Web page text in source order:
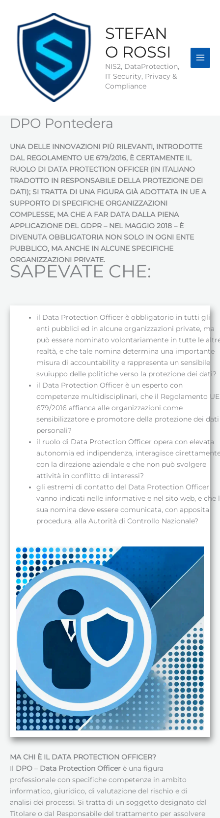
contenuto
STEFAN
O ROSSI
NIS2, DataProtection,
IT Security, Privacy &
Compliance
DPO Pontedera
UNA DELLE INNOVAZIONI PIÙ RILEVANTI, INTRODOTTE
DAL REGOLAMENTO UE 679/2016, È CERTAMENTE IL
RUOLO DI DATA PROTECTION OFFICER (IN ITALIANO
TRADOTTO IN RESPONSABILE DELLA PROTEZIONE DEI
DATI); SI TRATTA DI UNA FIGURA GIÀ ADOTTATA IN UE A
SUPPORTO DI SPECIFICHE ORGANIZZAZIONI
COMPLESSE, MA CHE A FAR DATA DALLA PIENA
APPLICAZIONE DEL GDPR – NEL MAGGIO 2018 – È
DIVENUTA OBBLIGATORIA NON SOLO IN OGNI ENTE
PUBBLICO, MA ANCHE IN ALCUNE SPECIFICHE
ORGANIZZAZIONI PRIVATE.
SAPEVATE CHE:
il Data Protection Officer è obbligatorio in tutti gli
enti pubblici ed in alcune organizzazioni private, ma
può essere nominato volontariamente in tutte le
realtà, e che tale nomina determina una importante
misura di accountability e rappresenta un sensibile
svuiuppo delle politiche verso la protezione dei dati?
il Data Protection Officer è un esperto con
competenze multidisciplinari, che il Regolamento UE
679/2016 affianca alle organizzazioni come
sensibilizzatore e promotore della protezione dei dati
personali?
il ruolo di Data Protection Officer opera con elevata
autonomia ed indipendenza, interagisce
con la direzione aziendale e che non può svolgere
attività in conflitto di interessi?
gli estremi di contatto del Data Protection Officer
vanno indicati nelle informative e nel sito web, e che
sua nomina deve essere comunicata, con apposita
procedura, alla Autorità di Controllo Nazionale?
MA CHI È IL DATA PROTECTION OFFICER?
Il DPO – Data Protection Officer è una figura
professionale con specifiche competenze in ambito
informatico, giuridico, di valutazione del rischio e di
analisi dei processi. Si tratta di un soggetto designato dal
Titolare o dal Responsabile del trattamento per assolvere